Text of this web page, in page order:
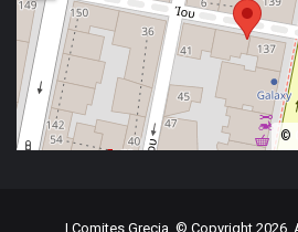
©
| Comites Grecia, © Copyright 2026,